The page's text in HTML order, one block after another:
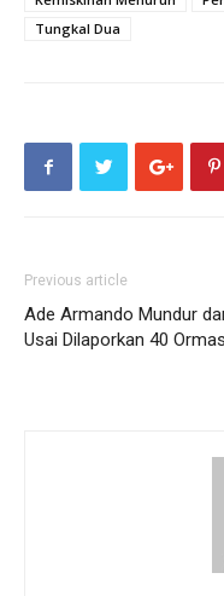
Tungkal Dua
Previous article
Ade Armando Mundur
Usai Dilaporkan 40 Ormas